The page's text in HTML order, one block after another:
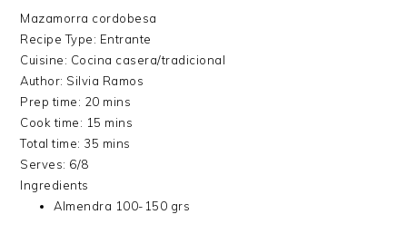
Mazamorra cordobesa
Recipe Type: Entrante
Cuisine: Cocina casera/tradicional
Author: Silvia Ramos
Prep time: 20 mins
Cook time: 15 mins
Total time: 35 mins
Serves: 6/8
Ingredients
Almendra 100-150 grs